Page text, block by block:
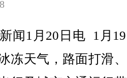
1月20日电 1月19
冻天气，路面打滑